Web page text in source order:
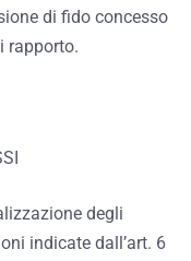
di fido concesso
rapporto.
degli
indicate dall’art. 6